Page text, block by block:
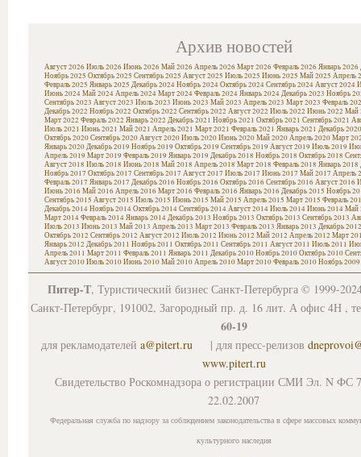
Архив новостей
Август 2026 Июль 2026 Июнь 2026 Май 2026 Апрель 2026 Март 2026 Февраль 2026 Январь 2026
Ноябрь 2025 Октябрь 2025 Сентябрь 2025 Август 2025 Июль 2025 Июнь 2025 Май 2025 Апрель
Февраль 2025 Январь 2025 Декабрь 2024Ноябрь 2024Октябрь 2024Сентябрь 2024Август 2024
Июнь 2024Май 2024Апрель 2024Март 2024Февраль 2024Январь 2024Декабрь 2023 Ноябрь
Сентябрь 2023 Август 2023 Июль 2023 Июнь 2023 Май 2023 Апрель 2023 Март 2023 Февраль
Декабрь 2022 Ноябрь 2022 Октябрь 2022 Сентябрь 2022 Август 2022 Июль 2022 Июнь 2022 Май
Март 2022 Февраль 2022 Январь 2022 Декабрь 2021 Ноябрь 2021 Октябрь 2021 Сентябрь 2021
Июль 2021 Июнь 2021 Май 2021 Апрель 2021 Март 2021 Февраль 2021 Январь 2021 Декабрь 2020
Октябрь 2020Сентябрь 2020Август 2020Июль 2020Июнь 2020Май 2020Апрель 2020Март
Январь 2020Декабрь 2019 Ноябрь 2019 Октябрь 2019 Сентябрь 2019 Август 2019 Июль 2019
Апрель 2019 Март 2019 Февраль 2019 Январь 2019 Декабрь 2018 Ноябрь 2018 Октябрь 2018
Август 2018 Июль 2018 Июнь 2018 Май 2018 Апрель 2018 Март 2018 Февраль 2018 Январь 2018
Ноябрь 2017 Октябрь 2017 Сентябрь 2017 Август 2017 Июль 2017 Июнь 2017 Май 2017 Апрель
Февраль 2017 Январь 2017 Декабрь 2016 Ноябрь 2016 Октябрь 2016 Сентябрь 2016 Август 2016
Июнь 2016 Май 2016 Апрель 2016 Март 2016 Февраль 2016 Январь 2016 Декабрь 2015 Ноябрь
Сентябрь 2015 Август 2015 Июль 2015 Июнь 2015 Май 2015 Апрель 2015 Март 2015 Февраль
Декабрь 2014Ноябрь 2014Октябрь 2014Сентябрь 2014Август 2014Июль 2014Июнь 2014Май
Март 2014Февраль 2014Январь 2014Декабрь 2013 Ноябрь 2013 Октябрь 2013 Сентябрь 2013
Июль 2013 Июнь 2013 Май 2013 Апрель 2013 Март 2013 Февраль 2013 Январь 2013 Декабрь 2012
Октябрь 2012 Сентябрь 2012 Август 2012 Июль 2012 Июнь 2012 Май 2012 Апрель 2012 Март
Январь 2012 Декабрь 2011 Ноябрь 2011 Октябрь 2011 Сентябрь 2011 Август 2011 Июль 2011
Апрель 2011 Март 2011 Февраль 2011 Январь 2011 Декабрь 2010Ноябрь 2010Октябрь 2010
Август 2010Июль 2010Июнь 2010Май 2010Апрель 2010Март 2010Февраль 2010Ноябрь 2009
Питер-Т, Туристический бизнес Санкт-Петербурга © 1999-
Санкт-Петербург, 191002, Загородный пр. д. 16 лит. А офис 4Н ,
60-19
для рекламодателей a@pitert.ru | для пресс-релизов
www.pitert.ru
Свидетельство Роскомнадзора о регистрации СМИ Эл. N ФС
22.02.2007
Федеральная служба по надзору за соблюдением законодательства в сфере массовых
культурного наследия